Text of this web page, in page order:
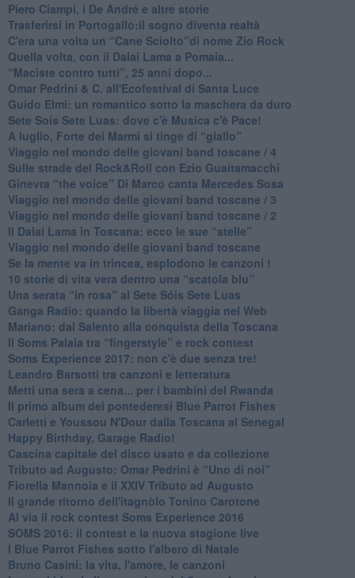
​Piero Ciampi, i De André e altre storie
​Trasferirsi in Portogallo:il sogno diventa realtà
​C'era una volta un “Cane Sciolto”di nome Zio Rock
Quella volta, con il Dalai Lama a Pomaia...
​“Maciste contro tutti”, 25 anni dopo...
​Omar Pedrini & C. all'Ecofestival di Santa Luce
Guido Elmi: un romantico sotto la maschera da duro
Sete Soís Sete Luas: dove c'è Musica c'è Pace!
​A luglio, Forte dei Marmi si tinge di “giallo”
Viaggio nel mondo delle giovani band toscane / 4
Sulle strade del Rock&Roll con Ezio Guaitamacchi
​Ginevra “the voice” Di Marco canta Mercedes Sosa
Viaggio nel mondo delle giovani band toscane / 3
​Viaggio nel mondo delle giovani band toscane / 2
Il Dalai Lama in Toscana: ecco le sue “stelle”
Viaggio nel mondo delle giovani band toscane
Se la mente va in trincea, esplodono le canzoni !
​10 storie di vita vera dentro una “scatola blu”
​Una serata “in rosa” al Sete Sóis Sete Luas
Ganga Radio: quando la libertà viaggia nel Web
Mariano: dal Salento alla conquista della Toscana
​Il Soms Palaia tra “fingerstyle” e rock contest
Soms Experience 2017: non c'è due senza tre!
​Leandro Barsotti tra canzoni e letteratura
​Metti una sera a cena... per i bambini del Rwanda
​Il primo album dei pontederesi Blue Parrot Fishes
Carletti e Youssou N'Dour dalla Toscana al Senegal
Happy Birthday, Garage Radio!
​Cascina capitale del disco usato e da collezione
Tributo ad Augusto: Omar Pedrini è “Uno di noi”
​Fiorella Mannoia e il XXIV Tributo ad Augusto
Il grande ritorno dell'itagnòlo Tonino Carotone
​Al via il rock contest Soms Experience 2016
​SOMS 2016: il contest e la nuova stagione live
I Blue Parrot Fishes sotto l'albero di Natale
Bruno Casini: la vita, l'amore, le canzoni